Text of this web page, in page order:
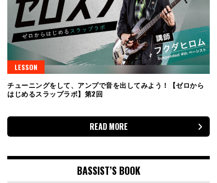
LESSON
チューニングをして、アンプで音を出してみよう！【ゼロから
はじめるスラップラボ】第2回
READ MORE
BASSIST’S BOOK